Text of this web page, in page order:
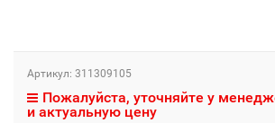
Артикул: 311309105
Пожалуйста, уточняйте у
и актуальную цену